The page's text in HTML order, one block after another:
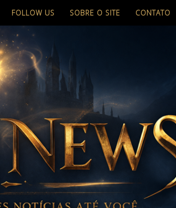
FOLLOW US SOBRE O SITE CONTATO